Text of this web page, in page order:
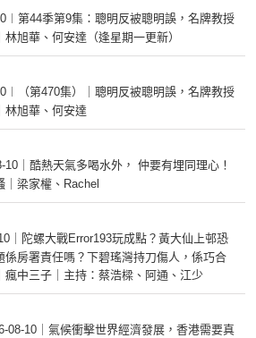
第44季第9集：聰明反被聰明誤，名牌教授
旭華、何安達（逢星期一更新）
（第470集）｜聰明反被聰明誤，名牌教授
林旭華、何安達
10｜酷熱天氣多喝水外， 仲要有埋同理心！
｜梁家權、Rachel
｜陀螺大戰Error193玩成點？黃大仙上邨恐
係房署責任嗎？下碧瑤灣持刀傷人，係巧合
瘋中三子｜主持：蔡浩樑、阿通、江少
08-10｜氣候衝擊世界經濟發展，香港需要真